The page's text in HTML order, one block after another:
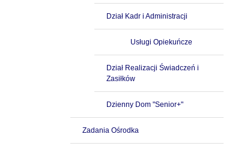
Dział Kadr i Administracji
Usługi Opiekuńcze
Dział Realizacji Świadczeń i
Zasiłków
Dzienny Dom "Senior+"
Zadania Ośrodka